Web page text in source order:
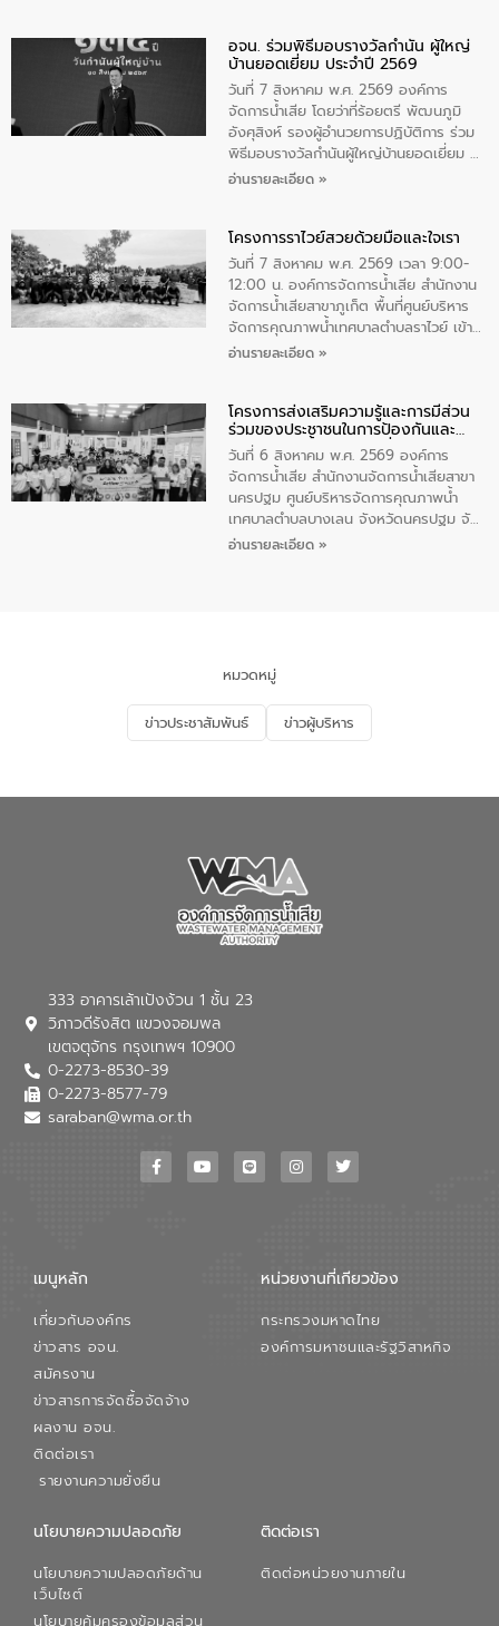
ทิพย์คำ รองผู้ว่าราชการจังหวัดมุกดาหาร
เป็นประธานในพิธี ณ เรือนจําชั่วคราวนาโสก
ตําบลนาโสก อําเภอเมืองมุกดาหาร จังหวัด
มุกดาหาร โดยในกิจกรรมได้ร่วมปลูกป่า และ
ทําความสะอาดภายในบริเวณ จัดกิจกรรม
เพื่อถวายเป็นพระราชกุศล สมเด็จพระนาง
เจ้าสิริกิติ์พระบรมราชินีนาถ พระบรมราช
อจน. ร่วมพิธีมอบรางวัลกำนัน ผู้ใหญ่
บ้านยอดเยี่ยม ประจำปี 2569
วันที่ 7 สิงหาคม พ.ศ. 2569 องค์การ
จัดการน้ำเสีย โดยว่าที่ร้อยตรี พัฒนภูมิ
อังศุสิงห์ รองผู้อำนวยการปฏิบัติการ ร่วม
พิธีมอบรางวัลกำนันผู้ใหญ่บ้านยอดเยี่ยม ณ
ทำเนียบรัฐบาล โดยมีนายอนุทิน ชาญวีรกูล
ทองคำและประกาศเกียรติคุณให้แก่ กำนัน
ผู้ใหญ่บ้านยอดเยี่ยม พร้อมกล่าวชื่นชม ให้
โอวาท และมอบนโยบาย
อ่านรายละเอียด »
โครงการราไวย์สวยด้วยมือและใจเรา
วันที่ 7 สิงหาคม พ.ศ. 2569 เวลา 9:00-
12:00 น. องค์การจัดการน้ำเสีย สำนักงาน
จัดการน้ำเสียสาขาภูเก็ต พื้นที่ศูนย์บริหาร
จัดการคุณภาพน้ำเทศบาลตำบลราไวย์ เข้า
ร่วมโครงการราไวย์สวยด้วยมือและใจเรา
ประชาชน ตัวแทนจากโรงแรมต่างๆ ในเขต
เทศบาลตำบลราไวย์ ศูนย์บริหารจัดการ
คุณภาพน้ำเทศบาลตำบลราไวย์ นำโดยนาย
น้อย แก้วเศษ ผู้จัดการสำนักงานจัดการน้ำ
เสียสาขาภูเก็ต พร้อมด้วยเจ้าหน้าที่ จำนวน
5 คน ร่วมทำกิจกรรม ทำความสะอาด
ชายหาดและแหล่งท่องเที่ยว ณ บริเวณ
อ่านรายละเอียด »
โครงการส่งเสริมความรู้และการมีส่วน
ร่วมของประชาชนในการป้องกันและ
แก้ไขปัญหาน้ำเสียอย่างยั่งยืน
วันที่ 6 สิงหาคม พ.ศ. 2569 องค์การ
จัดการน้ำเสีย สำนักงานจัดการน้ำเสียสาขา
นครปฐม ศูนย์บริหารจัดการคุณภาพน้ำ
เทศบาลตำบลบางเลน จังหวัดนครปฐม จัด
กิจกรรมภายใต้โครงการส่งเสริมความรู้และ
จัดการน้ำเสียและสร้างจิตสำนึกในการ
อนุรักษ์สิ่งแวดล้อม ในหัวข้อ “น้ำเสียชุมชน
และการบำบัดน้ำเสียเบื้องต้น” โดยให้ความรู้
เกี่ยวกับสาเหตุและผลกระทบของน้ำเสีย
ณ เทศบาลตำบลบางเลน จังหวัดนครปฐม
อ่านรายละเอียด »
หมวดหมู่
ข่าวประชาสัมพันธ์ ข่าวผู้บริหาร
333 อาคารเล้าเป้งง้วน 1 ชั้น 23
วิภาวดีรังสิต แขวงจอมพล
เขตจตุจักร กรุงเทพฯ 10900
0-2273-8530-39
0-2273-8577-79
saraban@wma.or.th
เมนูหลัก
เกี่ยวกับองค์กร
ข่าวสาร อจน.
สมัครงาน
ข่าวสารการจัดซื้อจัดจ้าง
ผลงาน อจน.
ติดต่อเรา
รายงานความยั่งยืน
หน่วยงานที่เกียวข้อง
กระทรวงมหาดไทย
องค์การมหาชนและรัฐวิสาหกิจ
นโยบายความปลอดภัย
นโยบายความปลอดภัยด้าน
เว็บไซต์
นโยบายคุ้มครองข้อมูลส่วน
ติดต่อเรา
ติดต่อหน่วยงานภายใน